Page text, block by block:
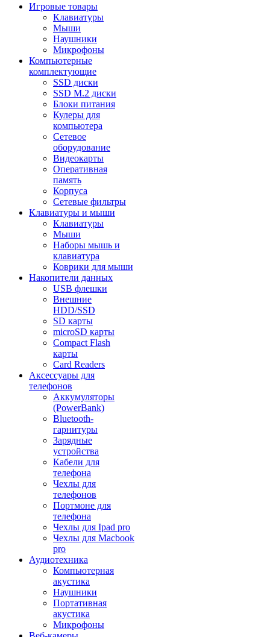
Игровые товары
Клавиатуры
Мыши
Наушники
Микрофоны
Компьютерные
комплектующие
SSD диски
SSD M.2 диски
Блоки питания
Кулеры для
компьютера
Сетевое
оборудование
Видеокарты
Оперативная
память
Корпуса
Сетевые фильтры
Клавиатуры и мыши
Клавиатуры
Мыши
Наборы мышь и
клавиатура
Коврики для мыши
Накопители данных
USB флешки
Внешние
HDD/SSD
SD карты
microSD карты
Compact Flash
карты
Card Readers
Аксессуары для
телефонов
Аккумуляторы
(PowerBank)
Bluetooth-
гарнитуры
Зарядные
устройства
Кабели для
телефона
Чехлы для
телефонов
Портмоне для
телефона
Чехлы для Ipad pro
Чехлы для Macbook
pro
Аудиотехника
Компьютерная
акустика
Наушники
Портативная
акустика
Микрофоны